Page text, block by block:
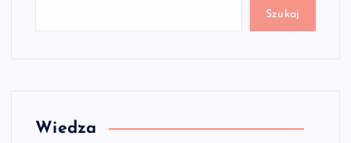
Szukaj
Wiedza